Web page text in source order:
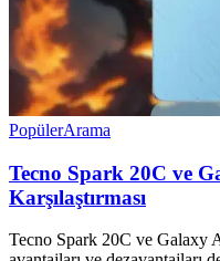
PopülerArama
Tecno Spark 20C ve
Karşılaştırması
Tecno Spark 20C ve Galaxy